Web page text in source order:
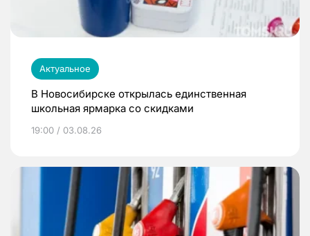
Актуальное
В Новосибирске открылась единственная
школьная ярмарка со скидками
19:00 / 03.08.26